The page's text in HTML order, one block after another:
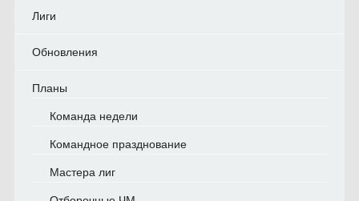
Лиги
Обновления
Планы
Команда недели
Командное празднование
Мастера лиг